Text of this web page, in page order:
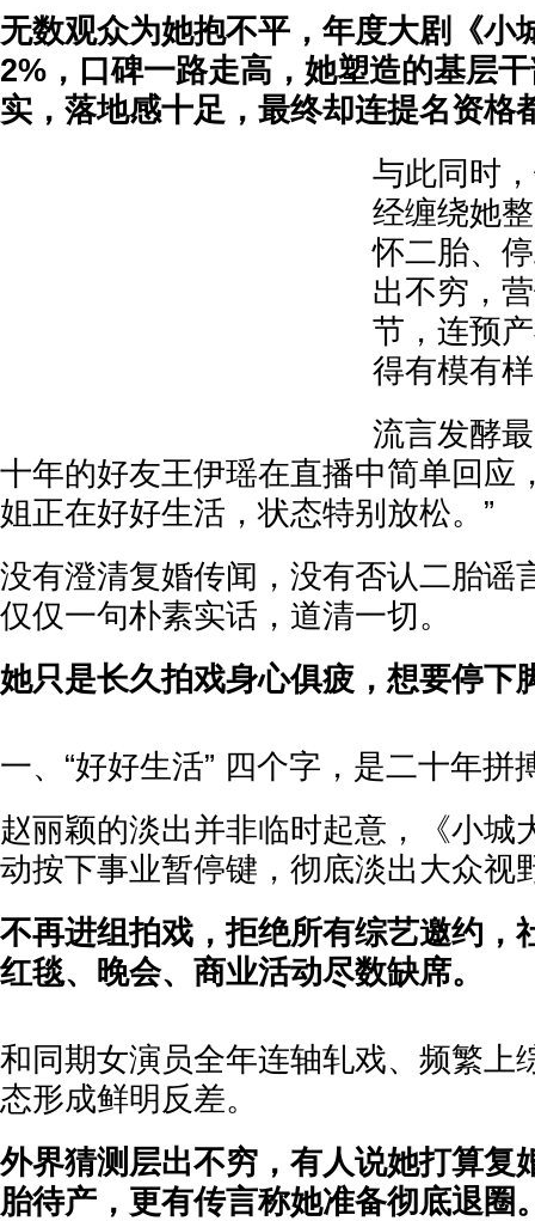
无数观众为她抱不平，年度大剧《小
2%，口碑一路走高，她塑造的基层
实，落地感十足，最终却连提名资格
与此同时
经缠绕她
怀二胎、
出不穷，
节，连预
得有模有
流言发酵
十年的好友王伊瑶在直播中简单回应
姐正在好好生活，状态特别放松。”
没有澄清复婚传闻，没有否认二胎谣
仅仅一句朴素实话，道清一切。
她只是长久拍戏身心俱疲，想要停下
一、“好好生活” 四个字，是二十年拼
赵丽颖的淡出并非临时起意，《小城
动按下事业暂停键，彻底淡出大众视
不再进组拍戏，拒绝所有综艺邀约，
红毯、晚会、商业活动尽数缺席。
和同期女演员全年连轴轧戏、频繁上
态形成鲜明反差。
外界猜测层出不穷，有人说她打算复
胎待产，更有传言称她准备彻底退圈